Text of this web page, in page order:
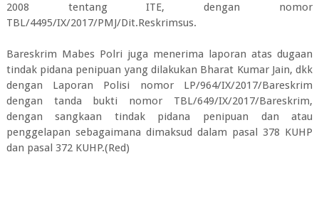
2008 tentang ITE, dengan nomor
TBL/4495/IX/2017/PMJ/Dit.Reskrimsus.
Bareskrim Mabes Polri juga menerima laporan atas dugaan
tindak pidana penipuan yang dilakukan Bharat Kumar Jain, dkk
dengan Laporan Polisi nomor LP/964/IX/2017/Bareskrim
dengan tanda bukti nomor TBL/649/IX/2017/Bareskrim,
dengan sangkaan tindak pidana penipuan dan atau
penggelapan sebagaimana dimaksud dalam pasal 378 KUHP
dan pasal 372 KUHP.(Red)